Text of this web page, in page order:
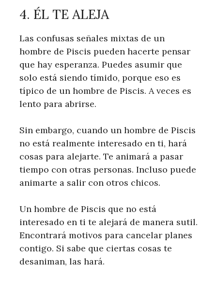
4. ÉL TE ALEJA
Las confusas señales mixtas de un
hombre de Piscis pueden hacerte pensar
que hay esperanza. Puedes asumir que
solo está siendo tímido, porque eso es
típico de un hombre de Piscis. A veces es
lento para abrirse.
Sin embargo, cuando un hombre de Piscis
no está realmente interesado en ti, hará
cosas para alejarte. Te animará a pasar
tiempo con otras personas. Incluso puede
animarte a salir con otros chicos.
Un hombre de Piscis que no está
interesado en ti te alejará de manera sutil.
Encontrará motivos para cancelar planes
contigo. Si sabe que ciertas cosas te
desaniman, las hará.